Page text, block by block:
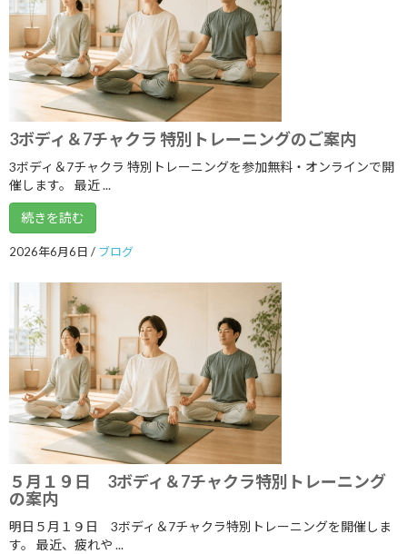
2022年8月
2022年7月
2022年6月
2022年5月
2022年4月
2022年3月
2022年2月
2022年1月
2021年11月
2021年10月
2021年9月
2021年8月
2021年7月
2021年6月
2021年5月
2021年4月
3ボディ＆7チャクラ 特別トレーニングのご案内
3ボディ＆7チャクラ 特別トレーニングを参加無料・オンラインで開
催します。 最近 ...
続きを読む
2026年6月6日 / ブログ
５月１９日 3ボディ＆7チャクラ特別トレーニング
の案内
明日５月１９日 3ボディ＆7チャクラ特別トレーニングを開催しま
す。 最近、疲れや ...